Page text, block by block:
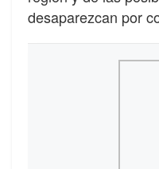
desaparezcan por